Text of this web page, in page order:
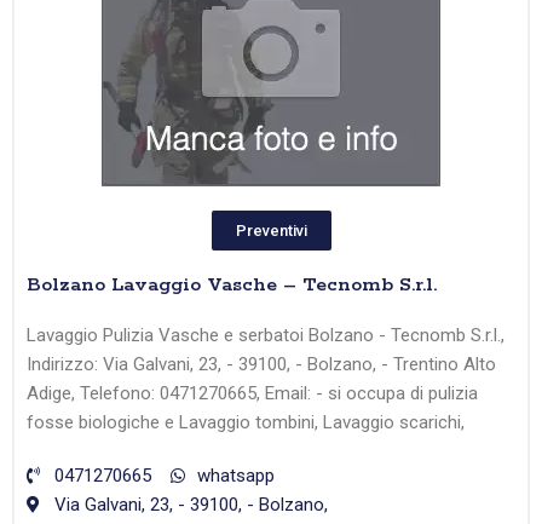
Preventivi
Bolzano Lavaggio Vasche – Tecnomb S.r.l.
Lavaggio Pulizia Vasche e serbatoi Bolzano - Tecnomb S.r.l.,
Indirizzo: Via Galvani, 23, - 39100, - Bolzano, - Trentino Alto
Adige, Telefono: 0471270665, Email: - si occupa di pulizia
fosse biologiche e Lavaggio tombini, Lavaggio scarichi,
0471270665
whatsapp
Via Galvani, 23, - 39100, - Bolzano,